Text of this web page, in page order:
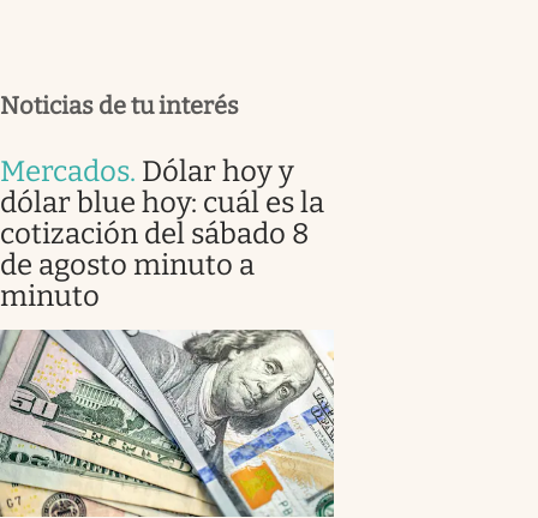
Noticias de tu interés
Mercados. Dólar hoy y
dólar blue hoy: cuál es la
cotización del sábado 8
de agosto minuto a
minuto